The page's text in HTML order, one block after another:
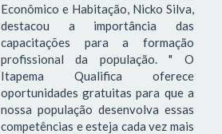
Econômico e Habitação, Nicko Silva,
destacou a importância das
capacitações para a formação
profissional da população. " O
Itapema Qualifica oferece
oportunidades gratuitas para que a
nossa população desenvolva essas
competências e esteja cada vez mais